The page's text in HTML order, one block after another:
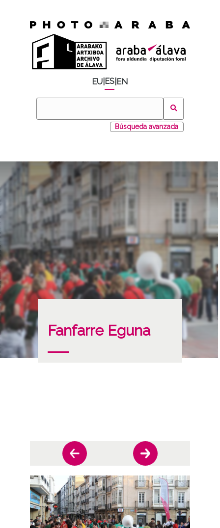
EU ES EN
Búsqueda avanzada
Fanfarre Eguna